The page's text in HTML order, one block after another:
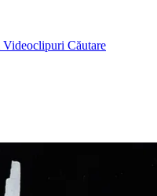
Videoclipuri Căutare